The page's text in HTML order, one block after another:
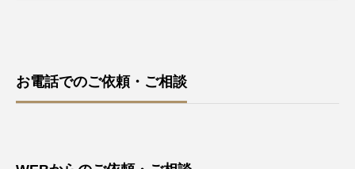
お電話でのご依頼・ご相談